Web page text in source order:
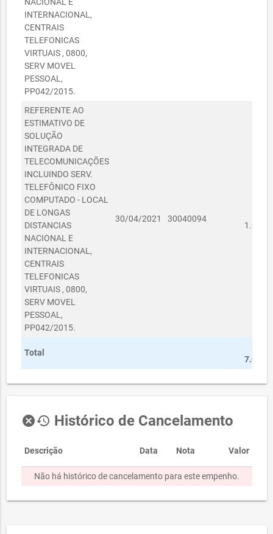
INTERNACIONAL,
CENTRAIS
TELEFONICAS
VIRTUAIS , 0800,
SERV MOVEL
PESSOAL,
PP042/2015.
REFERENTE AO
ESTIMATIVO DE
SOLUÇÃO
INTEGRADA DE
TELECOMUNICAÇÕES
INCLUINDO SERV.
TELEFÔNICO FIXO
COMPUTADO - LOCAL
DE LONGAS
DISTANCIAS
NACIONAL E
INTERNACIONAL,
CENTRAIS
TELEFONICAS
VIRTUAIS , 0800,
SERV MOVEL
PESSOAL,
PP042/2015.
30/04/2021 30040094
Total
cancelhistory Histórico de Cancelamento
Descrição Data Nota Valor
Não há histórico de cancelamento para este empenho.